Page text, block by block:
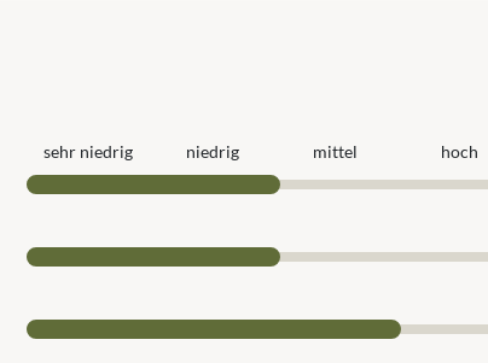
sehr niedrig niedrig mittel hoch